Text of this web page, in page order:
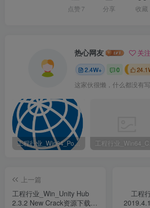
点赞 7 分享 收藏
热心网友 关注
2.4W+ 0
这家伙很懒，什么都没有
工程行业_Win64_PointWise 18.6 R2 x64资源下载地址_百度网盘迅雷BT
上一篇
工程行业_Win_Unity Hub
2.3.2 New Crack资源下载地
工程